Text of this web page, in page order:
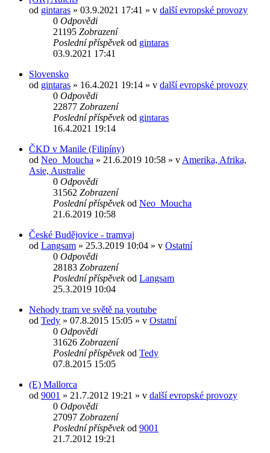
od gintaras » 03.9.2021 17:41 » v další evropské provozy
0 Odpovědi
21195 Zobrazení
Poslední příspěvekod gintaras
03.9.2021 17:41
Slovensko
od gintaras » 16.4.2021 19:14 » v další evropské provozy
0 Odpovědi
22877 Zobrazení
Poslední příspěvekod gintaras
16.4.2021 19:14
ČKD v Manile (Filipíny)
od Neo_Moucha » 21.6.2019 10:58 » v Amerika, Afrika,
Asie, Australie
0 Odpovědi
31562 Zobrazení
Poslední příspěvekod Neo_Moucha
21.6.2019 10:58
České Budějovice - tramvaj
od Langsam » 25.3.2019 10:04 » v Ostatní
0 Odpovědi
28183 Zobrazení
Poslední příspěvekod Langsam
25.3.2019 10:04
Nehody tram ve světě na youtube
od Tedy » 07.8.2015 15:05 » v Ostatní
0 Odpovědi
31626 Zobrazení
Poslední příspěvekod Tedy
07.8.2015 15:05
(E) Mallorca
od 9001 » 21.7.2012 19:21 » v další evropské provozy
0 Odpovědi
27097 Zobrazení
Poslední příspěvekod 9001
21.7.2012 19:21